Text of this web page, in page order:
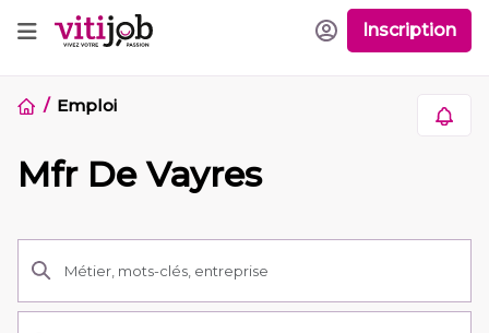
Inscription
Emploi
Mfr De Vayres